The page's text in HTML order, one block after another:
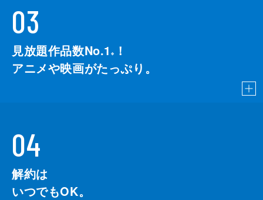
03
見放題作品数No.1 ※
！
アニメや映画がたっぷり。
04
解約は
いつでもOK。